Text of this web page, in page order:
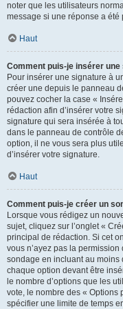
noter que les utilisateurs
message si une réponse a été
Haut
Comment puis-je insérer
Pour insérer une signature à
créer une depuis le panneau
pouvez cocher la case «
rédaction afin d’insérer votre
signature qui sera insérée à
dans le panneau de contrôle
option, il ne vous sera plus
d’insérer votre signature.
Haut
Comment puis-je créer un
Lorsque vous rédigez un
sujet, cliquez sur l’onglet «
principal de rédaction. Si cet
vous n’ayez pas la
sondage en incluant au moins
chaque option devant être
le nombre d’options que les
vote, le nombre des « Options
spécifier une limite de temps